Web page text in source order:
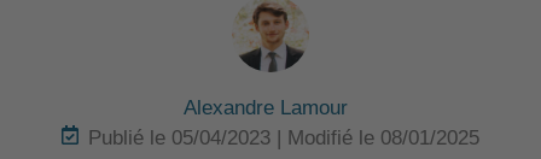
Alexandre Lamour
Publié le 05/04/2023 | Modifié le 08/01/2025